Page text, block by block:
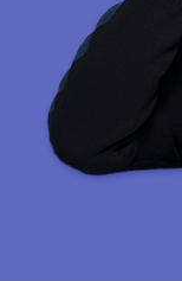
5가지 이유
면 #생정해